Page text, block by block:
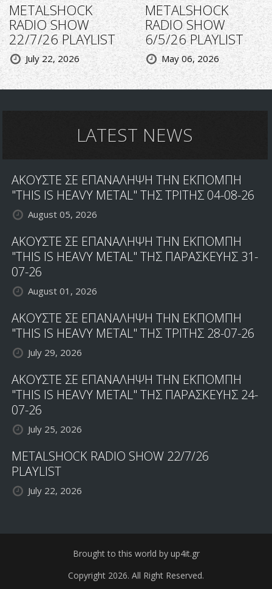
METALSHOCK
RADIO SHOW
22/7/26 PLAYLIST
July 22, 2026
METALSHOCK
RADIO SHOW
6/5/26 PLAYLIST
May 06, 2026
LATEST NEWS
ΑΚΟΥΣΤΕ ΣΕ ΕΠΑΝΑΛΗΨΗ ΤΗΝ ΕΚΠΟΜΠΗ
"THIS IS HEAVY METAL" ΤΗΣ ΤΡΙΤΗΣ 04-08-26
August 05, 2026
ΑΚΟΥΣΤΕ ΣΕ ΕΠΑΝΑΛΗΨΗ ΤΗΝ ΕΚΠΟΜΠΗ
"THIS IS HEAVY METAL" ΤΗΣ ΠΑΡΑΣΚΕΥΗΣ 31-
07-26
August 01, 2026
ΑΚΟΥΣΤΕ ΣΕ ΕΠΑΝΑΛΗΨΗ ΤΗΝ ΕΚΠΟΜΠΗ
"THIS IS HEAVY METAL" ΤΗΣ ΤΡΙΤΗΣ 28-07-26
July 29, 2026
ΑΚΟΥΣΤΕ ΣΕ ΕΠΑΝΑΛΗΨΗ ΤΗΝ ΕΚΠΟΜΠΗ
"THIS IS HEAVY METAL" ΤΗΣ ΠΑΡΑΣΚΕΥΗΣ 24-
07-26
July 25, 2026
METALSHOCK RADIO SHOW 22/7/26
PLAYLIST
July 22, 2026
Brought to this world by up4it.gr
Copyright 2026. All Right Reserved.